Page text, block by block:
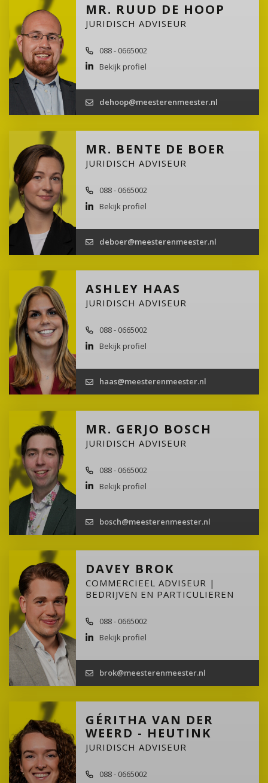
MR. RUUD DE HOOP
JURIDISCH ADVISEUR
088 - 0665002
Bekijk profiel
dehoop@meesterenmeester.nl
MR. BENTE DE BOER
JURIDISCH ADVISEUR
088 - 0665002
Bekijk profiel
deboer@meesterenmeester.nl
ASHLEY HAAS
JURIDISCH ADVISEUR
088 - 0665002
Bekijk profiel
haas@meesterenmeester.nl
MR. GERJO BOSCH
JURIDISCH ADVISEUR
088 - 0665002
Bekijk profiel
bosch@meesterenmeester.nl
DAVEY BROK
COMMERCIEEL ADVISEUR |
BEDRIJVEN EN PARTICULIEREN
088 - 0665002
Bekijk profiel
brok@meesterenmeester.nl
GÉRITHA VAN DER
WEERD - HEUTINK
JURIDISCH ADVISEUR
088 - 0665002